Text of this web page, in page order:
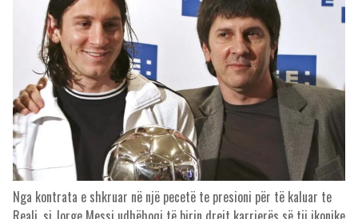
Nga kontrata e shkruar në një pecetë te presioni për të kaluar te